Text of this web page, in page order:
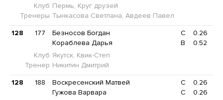
Клуб Пермь, Круг друзей
Тренеры Тынкасова Светлана, Авдеев Павел
128 177 Безносов Богдан C
0.26
Кораблева Дарья
B
0.52
Клуб Якутск, Квик-Степ
Тренер Никитин Дмитрий
128 188 Воскресенский Матвей C
0.26
Гужова Варвара
C
0.26